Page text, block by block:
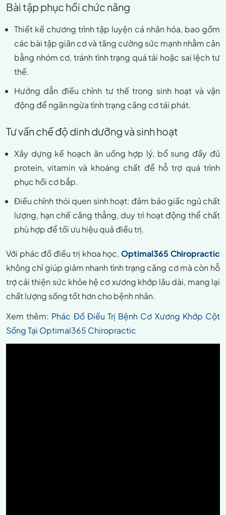
Bài tập phục hồi chức năng
Thiết kế chương trình tập luyện cá nhân hóa, bao gồm
các bài tập giãn cơ và tăng cường sức mạnh nhằm cân
bằng nhóm cơ, tránh tình trạng quá tải hoặc sai lệch tư
thế.
Hướng dẫn điều chỉnh tư thế trong sinh hoạt và vận
động để ngăn ngừa tình trạng căng cơ tái phát.
Tư vấn chế độ dinh dưỡng và sinh hoạt
Xây dựng kế hoạch ăn uống hợp lý, bổ sung đầy đủ
protein, vitamin và khoáng chất để hỗ trợ quá trình
phục hồi cơ bắp.
Điều chỉnh thói quen sinh hoạt: đảm bảo giấc ngủ chất
lượng, hạn chế căng thẳng, duy trì hoạt động thể chất
phù hợp để tối ưu hiệu quả điều trị.
Với phác đồ điều trị khoa học,Optimal365 Chiropractic
không chỉ giúp giảm nhanh tình trạng căng cơ mà còn hỗ
trợ cải thiện sức khỏe hệ cơ xương khớp lâu dài, mang lại
chất lượng sống tốt hơn cho bệnh nhân.
Xem thêm: Phác Đồ Điều Trị Bệnh Cơ Xương Khớp Cột
Sống Tại Optimal365 Chiropractic